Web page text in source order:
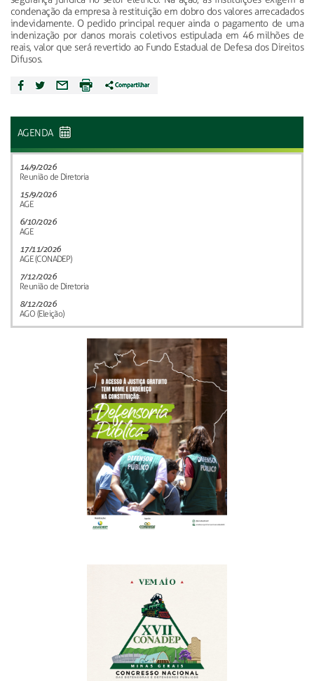
condenação da empresa à restituição em dobro dos valores arrecadados
indevidamente. O pedido principal requer ainda o pagamento de uma
indenização por danos morais coletivos estipulada em 46 milhões de
reais, valor que será revertido ao Fundo Estadual de Defesa dos Direitos
Difusos.
AGENDA
14/9/2026
Reunião de Diretoria
15/9/2026
AGE
6/10/2026
AGE
17/11/2026
AGE (CONADEP)
7/12/2026
Reunião de Diretoria
8/12/2026
AGO (Eleição)